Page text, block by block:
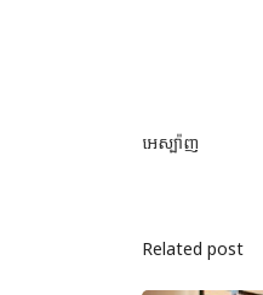
អេស្ប៉ាញ
Related post